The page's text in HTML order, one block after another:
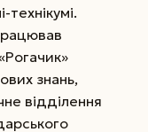
знань,
відділення